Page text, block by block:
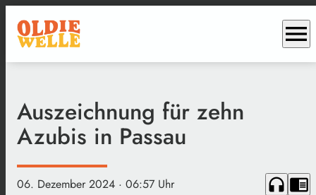
menu
Auszeichnung für zehn
Azubis in Passau
06. Dezember 2024 · 06:57 Uhr headphones chrome_reader_mode